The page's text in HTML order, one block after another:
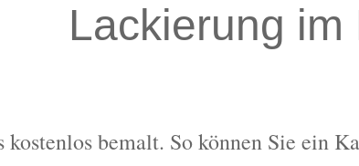
Lackierung im
bemalt. So können Sie ein